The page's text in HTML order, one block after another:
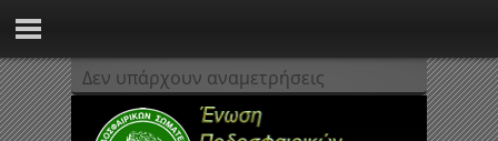
Δεν υπάρχουν αναμετρήσεις